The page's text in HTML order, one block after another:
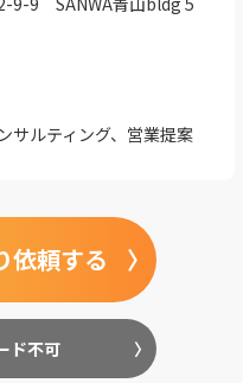
サルティング、営業提案
依頼する
ド不可